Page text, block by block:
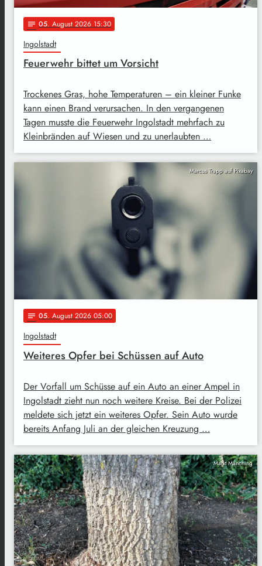
notes 05. August 2026 15:30
Ingolstadt
Feuerwehr bittet um Vorsicht
Trockenes Gras, hohe Temperaturen – ein kleiner Funke
kann einen Brand verursachen. In den vergangenen
Tagen musste die Feuerwehr Ingolstadt mehrfach zu
Kleinbränden auf Wiesen und zu unerlaubten …
Marcus Trapp auf Pixabay
notes 05. August 2026 05:00
Ingolstadt
Weiteres Opfer bei Schüssen auf Auto
Der Vorfall um Schüsse auf ein Auto an einer Ampel in
Ingolstadt zieht nun noch weitere Kreise. Bei der Polizei
meldete sich jetzt ein weiteres Opfer. Sein Auto wurde
bereits Anfang Juli an der gleichen Kreuzung …
Markt Manching